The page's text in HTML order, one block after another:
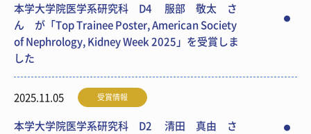
本学大学院医学系研究科 D4 服部 敬太 さ
ん が「Top Trainee Poster, American Society
of Nephrology, Kidney Week 2025」を受賞しま
した
2025.11.05 受賞情報
本学大学院医学系研究科 D2 清田 真由 さ